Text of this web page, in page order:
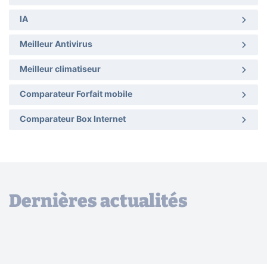
IA
Meilleur Antivirus
Meilleur climatiseur
Comparateur Forfait mobile
Comparateur Box Internet
Dernières actualités